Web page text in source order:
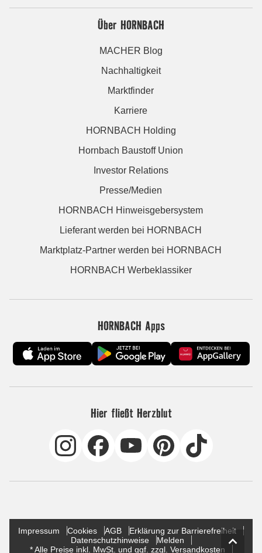
Über HORNBACH
MACHER Blog
Nachhaltigkeit
Marktfinder
Karriere
HORNBACH Holding
Hornbach Baustoff Union
Investor Relations
Presse/Medien
HORNBACH Hinweisgebersystem
Lieferant werden bei HORNBACH
Marktplatz-Partner werden bei HORNBACH
HORNBACH Werbeklassiker
HORNBACH Apps
Hier fließt Herzblut
Impressum Cookies AGB
Erklärung zur Barrierefreiheit
Datenschutzhinweise
Melden
* Alle Preise inkl. MwSt. und ggf. zzgl. Versandkosten